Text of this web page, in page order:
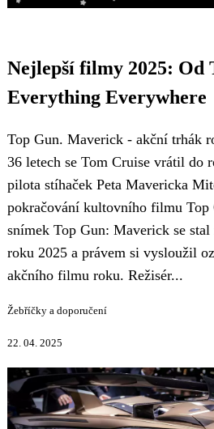
Nejlepší filmy 2025: Od
Everything Everywhere
Top Gun. Maverick - akční trhák
36 letech se Tom Cruise vrátil do
pilota stíhaček Peta Mavericka
pokračování kultovního filmu Top
snímek Top Gun: Maverick se stal
roku 2025 a právem si vysloužil
akčního filmu roku. Režisér...
Žebříčky a doporučení
22. 04. 2025